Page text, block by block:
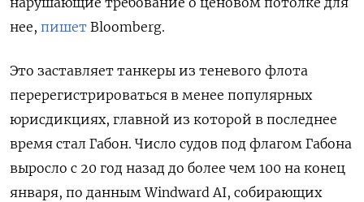
нее, пишет Bloomberg.
Это заставляет танкеры из теневого флота
перерегистрироваться в менее популярных
юрисдикциях, главной из которой в последнее
время стал Габон. Число судов под флагом Габона
выросло с 20 год назад до более чем 100 на конец
января, по данным Windward AI, собирающих